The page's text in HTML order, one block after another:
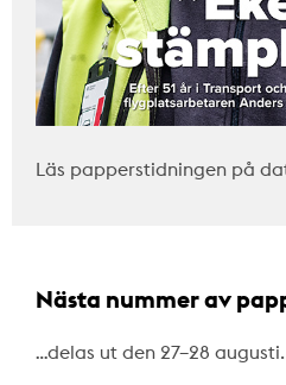
Läs papperstidningen på
Nästa nummer av
…delas ut den 27–28 augusti.